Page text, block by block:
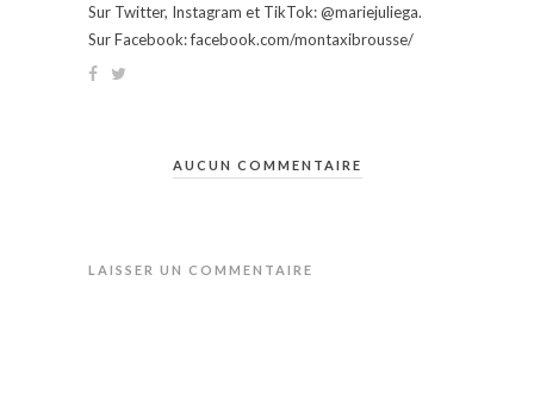
Sur Twitter, Instagram et TikTok: @mariejuliega.
Sur Facebook: facebook.com/montaxibrousse/
AUCUN COMMENTAIRE
LAISSER UN COMMENTAIRE